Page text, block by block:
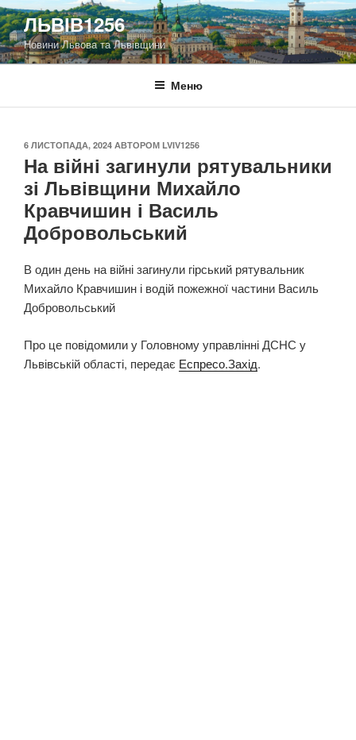
Перейти
до
вмісту
ЛЬВІВ1256
Новини Львова та Львівщини
Меню
ОПУБЛІКОВАНО
6 ЛИСТОПАДА, 2024 АВТОРОМ LVIV1256
На війні загинули рятувальники
зі Львівщини Михайло
Кравчишин і Василь
Добровольський
В один день на війні загинули гірський рятувальник
Михайло Кравчишин і водій пожежної частини Василь
Добровольський
Про це повідомили у Головному управлінні ДСНС у
Львівській області, передає Еспресо.Захід.